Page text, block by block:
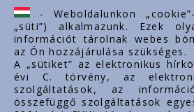
ertekesites@styron.hu
export@styron.hu
www.styron.hu
- Weboldalunkon
„süti”) alkalmazunk. Ezek
információt tárolnak webes
az Ön hozzájárulása szükséges.
A „sütiket” az elektronikus
évi C. törvény, az
szolgáltatások, az
összefüggő szolgáltatások